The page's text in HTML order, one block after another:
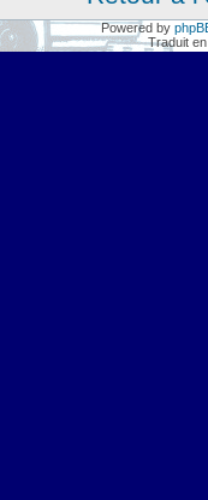
Powered by
Traduit